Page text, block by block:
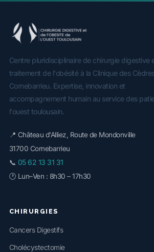
Centre pluridisciplinaire de chirurgie digestive
traitement de l'obésité à la Clinique des
Cornebarrieu. Expertise, innovation et
accompagnement humain au service des
l'ouest toulousain.
📍 Château d'Alliez, Route de Mondonville
31700 Cornebarrieu
📞 05 62 13 31 31
🕐 Lun–Ven : 8h30 – 17h30
CHIRURGIES
Cancers Digestifs
Cholécystectomie